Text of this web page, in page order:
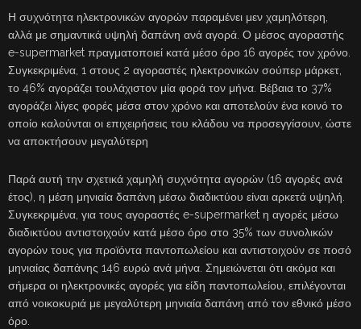
Η συχνότητα ηλεκτρονικών αγορών παραμένει μεν χαμηλότερη,
αλλά με σημαντικά υψηλή δαπάνη ανά αγορά. Ο μέσος αγοραστής
e-supermarket πραγματοποιεί κατά μέσο όρο 16 αγορές τον χρόνο.
Συγκεκριμένα, 1 στους 2 αγοραστές ηλεκτρονικών σούπερ μάρκετ,
το 46% αγοράζει τουλάχιστον μία φορά τον μήνα. Βέβαια το 37%
αγοράζει λίγες φορές μέσα στον χρόνο και αποτελούν ένα κοινό το
οποίο καλούνται οι επιχειρήσεις του κλάδου να προσεγγίσουν, ώστε
να αποκτήσουν μεγαλύτερη
Παρά αυτή την σχετικά χαμηλή συχνότητα αγορών (16 αγορές ανά
έτος), η μέση μηνιαία δαπάνη μέσω διαδικτύου είναι αρκετά υψηλή.
Συγκεκριμένα, για τους αγοραστές e-supermarket η αγορές μέσω
διαδικτύου αντιστοιχούν κατά μέσο όρο στο 35% των συνολικών
αγορών τους για προϊόντα παντοπωλείου και αντιστοιχούν σε ποσό
μηνιαίας δαπάνης 146 ευρώ ανά μήνα. Σημειώνεται ότι ακόμα και
σήμερα οι ηλεκτρονικές αγορές για είδη παντοπωλείου, επιλέγονται
από νοικοκυριά με μεγαλύτερη μηνιαία δαπάνη από τον εθνικό μέσο
όρο.